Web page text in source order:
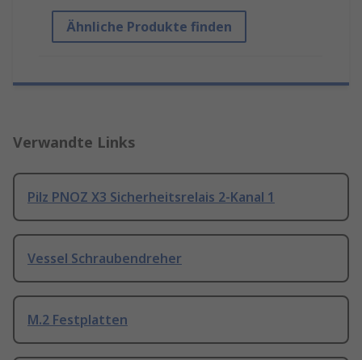
Ähnliche Produkte finden
Verwandte Links
Pilz PNOZ X3 Sicherheitsrelais 2-Kanal 1
Vessel Schraubendreher
M.2 Festplatten